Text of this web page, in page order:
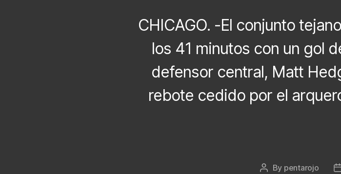
CHICAGO. -El conjunto
los 41 minutos con un gol
defensor central, Matt
rebote cedido por el
Post
By pentarojo